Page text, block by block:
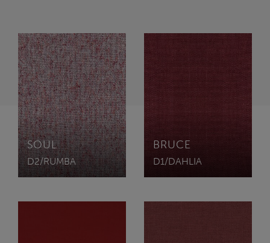
SOUL
D2/RUMBA
BRUCE
D1/DAHLIA